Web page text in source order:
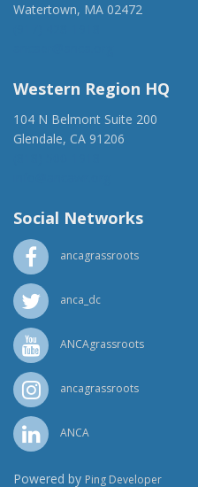
Watertown, MA 02472
Western Region HQ
104 N Belmont Suite 200
Glendale, CA 91206
Social Networks
ancagrassroots
anca_dc
ANCAgrassroots
ancagrassroots
ANCA
Powered by Ping Developer